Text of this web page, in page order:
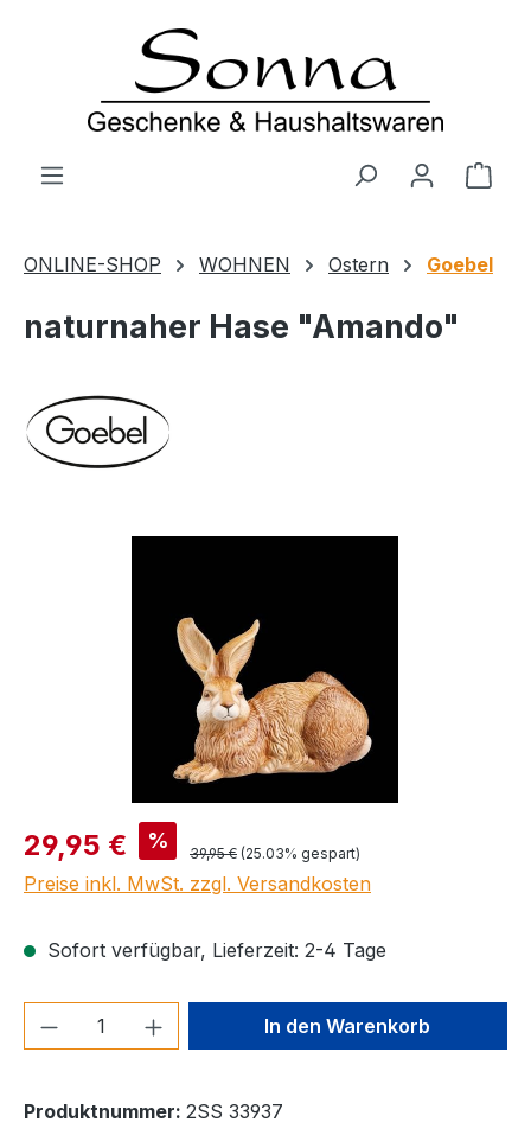
Zum Hauptinhalt springen
ONLINE-SHOP WOHNEN Ostern Goebel
naturnaher Hase "Amando"
Verkaufspreis:
29,95 € % Regulärer Preis:
39,95 € (25.03% gespart)
Preise inkl. MwSt. zzgl. Versandkosten
Sofort verfügbar, Lieferzeit: 2-4 Tage
Produkt Anzahl: Gib denIn den Warenkorb
Produktnummer: 2SS 33937